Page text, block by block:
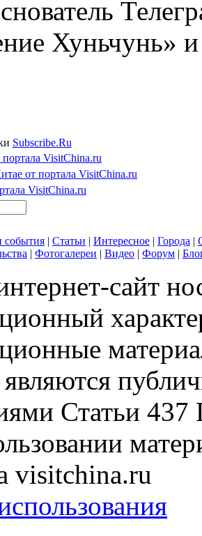
Хуньчунь»
Subscribe.Ru
VisitChina.ru
от портала VisitChina.ru
VisitChina.ru
события | Статьи | Интересное | Города |
| Фотогалереи | Видео | Форум |
сайт
являются
Статьи 437
visitchina.ru